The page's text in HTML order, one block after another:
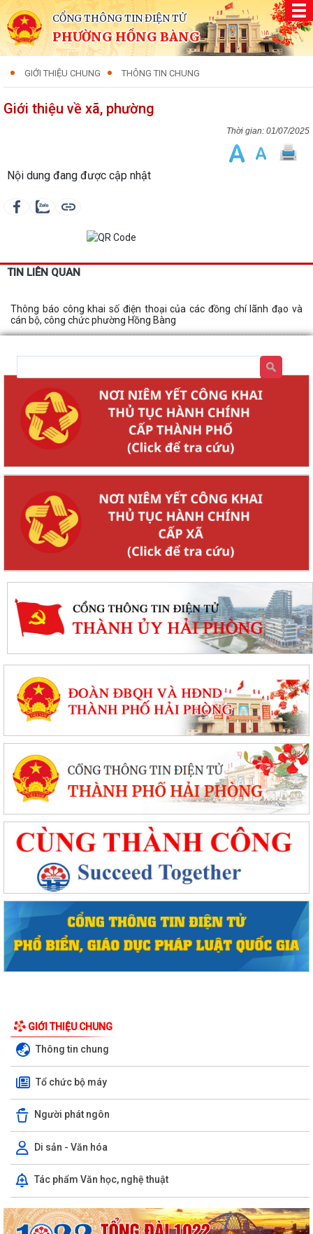
CỔNG THÔNG TIN ĐIỆN TỬ
PHƯỜNG HỒNG BÀNG
GIỚI THIỆU CHUNG THÔNG TIN CHUNG
Giới thiệu về xã, phường
01/07/2025
Nội dung đang được cập nhật
TIN LIÊN QUAN
Thông báo công khai số điện thoại của các đồng chí lãnh đạo và
cán bộ, công chức phường Hồng Bàng
GIỚI THIỆU CHUNG
Thông tin chung
Tổ chức bộ máy
Người phát ngôn
Di sản - Văn hóa
Tác phẩm Văn học, nghệ thuật
Phường Hồng Bàng tổng kết và trao giải Cuộc thi chính luận về bảo vệ
nền tảng tư tưởng của Đảng năm...
PHƯỜNG HỒNG BÀNG NÂNG CAO CHẤT LƯỢNG SINH HOẠT CHI BỘ TỪ
CƠ SỞ
Trường Tiểu học Đinh Tiên Hoàng (phường Hồng Bàng) tăng kiến thức,